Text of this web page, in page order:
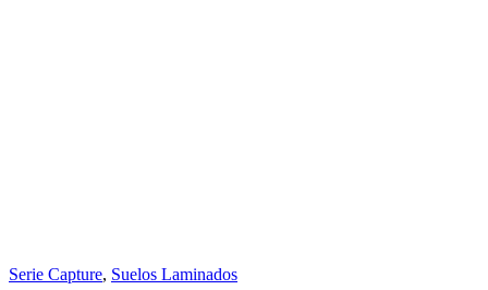
Serie Capture, Suelos Laminados